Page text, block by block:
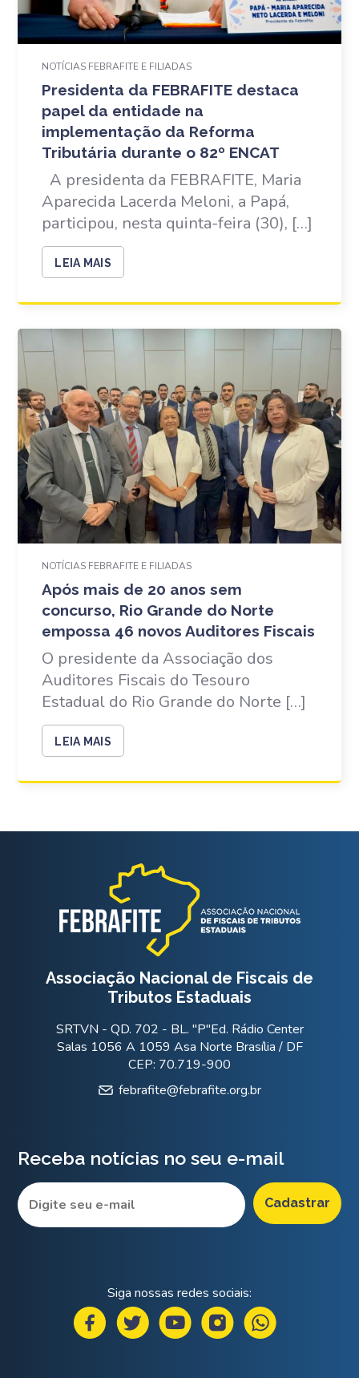
NOTÍCIAS FEBRAFITE E FILIADAS
Presidenta da FEBRAFITE destaca
papel da entidade na
implementação da Reforma
Tributária durante o 82º ENCAT
A presidenta da FEBRAFITE, Maria
Aparecida Lacerda Meloni, a Papá,
participou, nesta quinta-feira (30), […]
LEIA MAIS
NOTÍCIAS FEBRAFITE E FILIADAS
Após mais de 20 anos sem
concurso, Rio Grande do Norte
empossa 46 novos Auditores Fiscais
O presidente da Associação dos
Auditores Fiscais do Tesouro
Estadual do Rio Grande do Norte […]
LEIA MAIS
Associação Nacional de Fiscais de
Tributos Estaduais
SRTVN - QD. 702 - BL. "P"Ed. Rádio Center
Salas 1056 A 1059 Asa Norte Brasília / DF
CEP: 70.719-900
febrafite@febrafite.org.br
Receba notícias no seu e-mail
Siga nossas redes sociais: